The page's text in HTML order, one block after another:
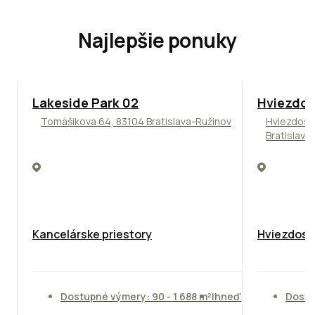
Najlepšie ponuky
ODPORÚČAME
Lakeside Park 02
Tomášikova 64, 83104 Bratislava-Ružinov
Kancelárske priestory
Dostupné výmery: 90 - 1 688 m²Ihneď